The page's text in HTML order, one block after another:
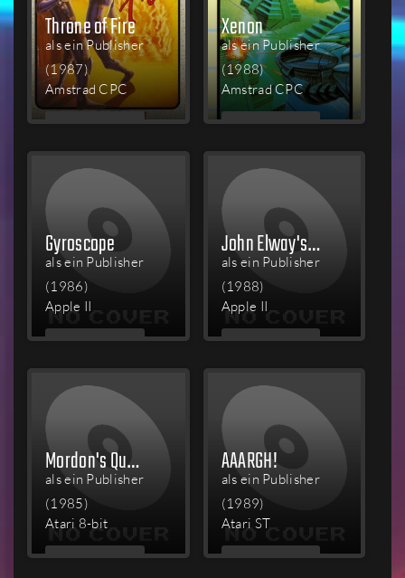
Throne of Fire
als ein Publisher
(1987)
Amstrad CPC
MEHR
Xenon
als ein Publisher
(1988)
Amstrad CPC
MEHR
Gyroscope
als ein Publisher
(1986)
Apple II
MEHR
John Elway's Quarterback
als ein Publisher
(1988)
Apple II
MEHR
Mordon's Quest
als ein Publisher
(1985)
Atari 8-bit
MEHR
AAARGH!
als ein Publisher
(1989)
Atari ST
MEHR